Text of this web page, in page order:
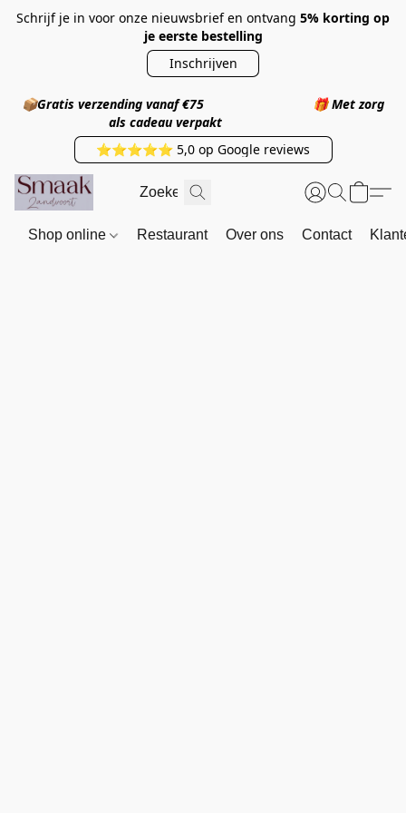
Schrijf je in voor onze nieuwsbrief en ontvang 5% korting op
je eerste bestelling
Inschrijven
📦Gratis verzending vanaf €75 🎁Met zorg
als cadeau verpakt
⭐⭐⭐⭐⭐ 5,0 op Google reviews
Shop online Restaurant Over ons Contact